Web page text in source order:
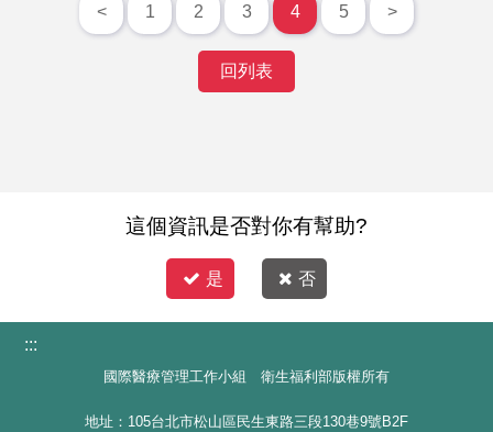
< 1 2 3 4 5 >
回列表
這個資訊是否對你有幫助?
是 否
:::
國際醫療管理工作小組 衛生福利部版權所有
地址：105台北市松山區民生東路三段130巷9號B2F